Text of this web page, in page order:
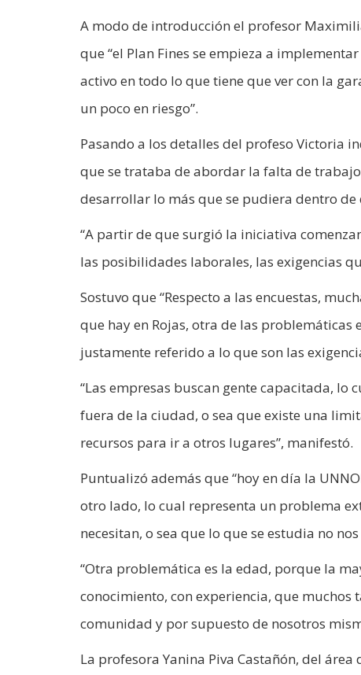
A modo de introducción el profesor
que “el Plan Fines se empieza a
activo en todo lo que tiene que ver con la
un poco en riesgo”.
Pasando a los detalles del profeso Victoria
que se trataba de abordar la falta de
desarrollar lo más que se pudiera dentro de
“A partir de que surgió la iniciativa
las posibilidades laborales, las exigencias
Sostuvo que “Respecto a las encuestas,
que hay en Rojas, otra de las
justamente referido a lo que son las
“Las empresas buscan gente capacitada, lo
fuera de la ciudad, o sea que existe una
recursos para ir a otros lugares”, manifestó.
Puntualizó además que “hoy en día la
otro lado, lo cual representa un problema
necesitan, o sea que lo que se estudia no
“Otra problemática es la edad, porque la
conocimiento, con experiencia, que muchos
comunidad y por supuesto de nosotros
La profesora Yanina Piva Castañón, del